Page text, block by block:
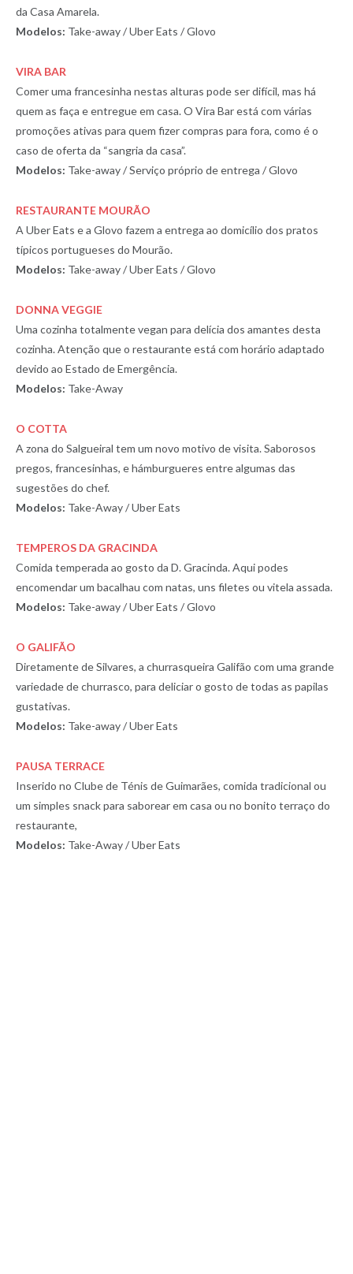
da Casa Amarela.
Modelos: Take-away / Uber Eats / Glovo
VIRA BAR
Comer uma francesinha nestas alturas pode ser difícil, mas há
quem as faça e entregue em casa. O Vira Bar está com várias
promoções ativas para quem fizer compras para fora, como é o
caso de oferta da “sangria da casa”.
Modelos: Take-away / Serviço próprio de entrega / Glovo
RESTAURANTE MOURÃO
A Uber Eats e a Glovo fazem a entrega ao domicílio dos pratos
típicos portugueses do Mourão.
Modelos: Take-away / Uber Eats / Glovo
DONNA VEGGIE
Uma cozinha totalmente vegan para delícia dos amantes desta
cozinha. Atenção que o restaurante está com horário adaptado
devido ao Estado de Emergência.
Modelos: Take-Away
O COTTA
A zona do Salgueiral tem um novo motivo de visita. Saborosos
pregos, francesinhas, e hámburgueres entre algumas das
sugestões do chef.
Modelos: Take-Away / Uber Eats
TEMPEROS DA GRACINDA
Comida temperada ao gosto da D. Gracinda. Aqui podes
encomendar um bacalhau com natas, uns filetes ou vitela assada.
Modelos: Take-away / Uber Eats / Glovo
O GALIFÃO
Diretamente de Silvares, a churrasqueira Galifão com uma grande
variedade de churrasco, para deliciar o gosto de todas as papilas
gustativas.
Modelos: Take-away / Uber Eats
PAUSA TERRACE
Inserido no Clube de Ténis de Guimarães, comida tradicional ou
um simples snack para saborear em casa ou no bonito terraço do
restaurante,
Modelos: Take-Away / Uber Eats